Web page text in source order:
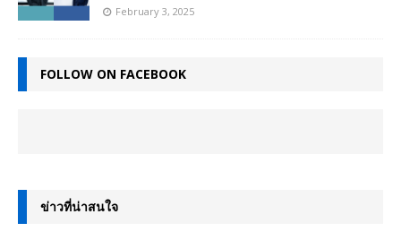
February 3, 2025
FOLLOW ON FACEBOOK
ข่าวที่น่าสนใจ